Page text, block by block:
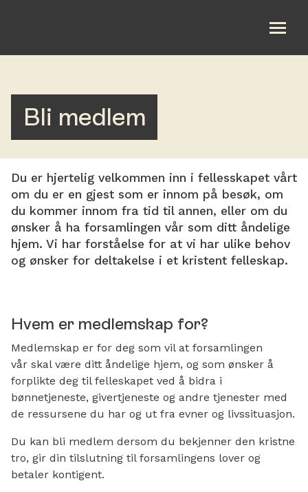
Jeg er ny
Våre møtepunkt
Gi
Kalender
Bli medlem
Du er hjertelig velkommen inn i fellesskapet vårt
om du er en gjest som er innom på besøk, om
du kommer innom fra tid til annen, eller om du
ønsker å ha forsamlingen vår som ditt åndelige
hjem. Vi har forståelse for at vi har ulike behov
og ønsker for deltakelse i et kristent felleskap.
Hvem er medlemskap for?
Medlemskap er for deg som vil at forsamlingen
vår skal være ditt åndelige hjem, og som ønsker å
forplikte deg til felleskapet ved å bidra i
bønnetjeneste, givertjeneste og andre tjenester med
de ressursene du har og ut fra evner og livssituasjon.
Du kan bli medlem dersom du bekjenner den kristne
tro, gir din tilslutning til forsamlingens lover og
betaler kontigent.